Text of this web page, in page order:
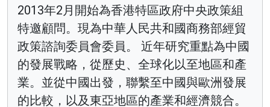
2013年2月開始為香港特區政府中央政策組
特邀顧問。現為中華人民共和國商務部經貿
政策諮詢委員會委員。 近年研究重點為中國
的發展戰略，從歷史、全球化以至地區和產
業。並從中國出發，聯繫至中國與歐洲發展
的比較，以及東亞地區的產業和經濟競合。